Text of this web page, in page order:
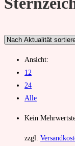
Ansicht:
12
24
Alle
Kein
zzgl.